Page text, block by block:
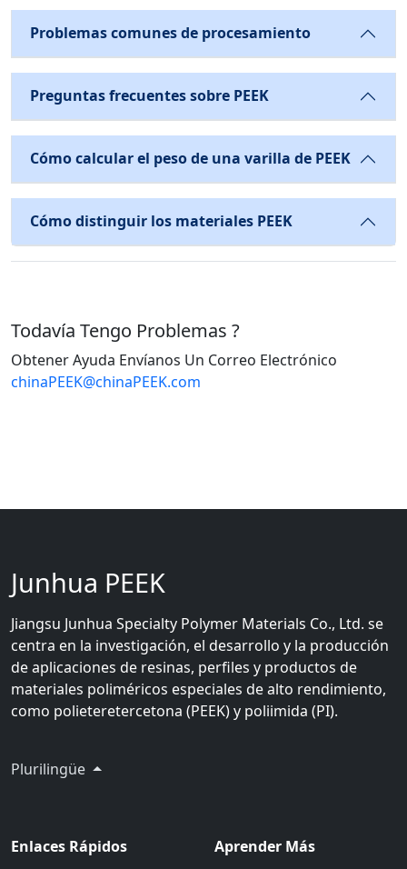
Problemas comunes de procesamiento
Preguntas frecuentes sobre PEEK
Cómo calcular el peso de una varilla de PEEK
Cómo distinguir los materiales PEEK
Todavía Tengo Problemas ?
Obtener Ayuda Envíanos Un Correo Electrónico
chinaPEEK@chinaPEEK.com
Junhua PEEK
Jiangsu Junhua Specialty Polymer Materials Co., Ltd. se
centra en la investigación, el desarrollo y la producción
de aplicaciones de resinas, perfiles y productos de
materiales poliméricos especiales de alto rendimiento,
como polieteretercetona (PEEK) y poliimida (PI).
Plurilingüe
Enlaces Rápidos Aprender Más